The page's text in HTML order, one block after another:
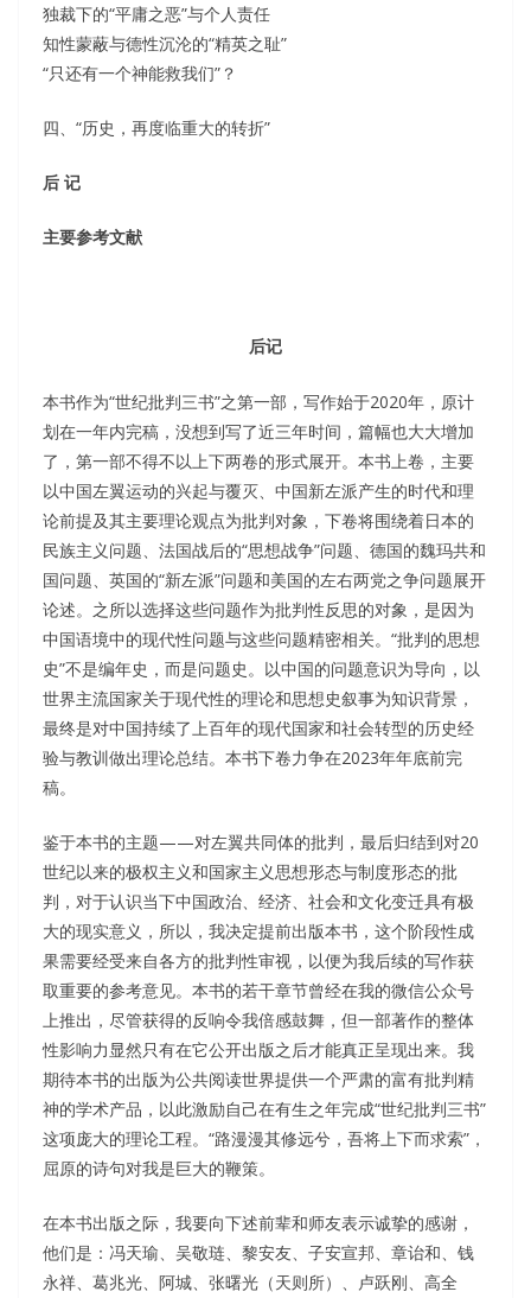
独裁下的“平庸之恶”与个人责任
知性蒙蔽与德性沉沦的“精英之耻”
“只还有一个神能救我们”？
四、“历史，再度临重大的转折”
后 记
主要参考文献
后记
本书作为“世纪批判三书”之第一部，写作始于2020年，原计
划在一年内完稿，没想到写了近三年时间，篇幅也大大增加
了，第一部不得不以上下两卷的形式展开。本书上卷，主要
以中国左翼运动的兴起与覆灭、中国新左派产生的时代和理
论前提及其主要理论观点为批判对象，下卷将围绕着日本的
民族主义问题、法国战后的“思想战争”问题、德国的魏玛共和
国问题、英国的“新左派”问题和美国的左右两党之争问题展开
论述。之所以选择这些问题作为批判性反思的对象，是因为
中国语境中的现代性问题与这些问题精密相关。“批判的思想
史”不是编年史，而是问题史。以中国的问题意识为导向，以
世界主流国家关于现代性的理论和思想史叙事为知识背景，
最终是对中国持续了上百年的现代国家和社会转型的历史经
验与教训做出理论总结。本书下卷力争在2023年年底前完
稿。
鉴于本书的主题——对左翼共同体的批判，最后归结到对20
世纪以来的极权主义和国家主义思想形态与制度形态的批
判，对于认识当下中国政治、经济、社会和文化变迁具有极
大的现实意义，所以，我决定提前出版本书，这个阶段性成
果需要经受来自各方的批判性审视，以便为我后续的写作获
取重要的参考意见。本书的若干章节曾经在我的微信公众号
上推出，尽管获得的反响令我倍感鼓舞，但一部著作的整体
性影响力显然只有在它公开出版之后才能真正呈现出来。我
期待本书的出版为公共阅读世界提供一个严肃的富有批判精
神的学术产品，以此激励自己在有生之年完成“世纪批判三书”
这项庞大的理论工程。“路漫漫其修远兮，吾将上下而求索”，
屈原的诗句对我是巨大的鞭策。
在本书出版之际，我要向下述前辈和师友表示诚挚的感谢，
他们是：冯天瑜、吴敬琏、黎安友、子安宣邦、章诒和、钱
永祥、葛兆光、阿城、张曙光（天则所）、卢跃刚、高全